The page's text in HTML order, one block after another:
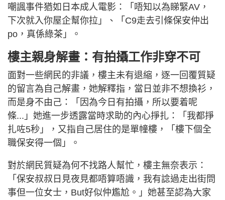
嘲諷事件猶如日本成人電影：「唔知以為睇緊AV，
下次就入你屋企幫你拉」、「C9走去引條保安仲出
po，真係綠茶」。
樓主親身解畫：有拍攝工作非穿不可
面對一些網民的非議，樓主未有退縮，逐一回覆質疑
的留言為自己解畫，她解釋指，當日並非不想換衫，
而是身不由己：「因為今日有拍攝，所以要着呢
條...」她進一步透露當時求助的內心掙扎：「我都掙
扎咗5秒」，又指自己居住的是單幢樓，「樓下個全
職保安得一個」。
對於網民質疑為何不找路人幫忙，樓主無奈表示：
「保安叔叔日見夜見都唔算唔識，我有諗過走出街問
事但一位女士，But好似仲尷尬。」她甚至認為大家